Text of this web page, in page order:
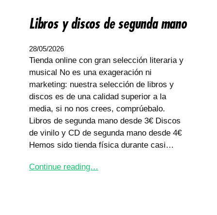
Libros y discos de segunda mano
28/05/2026
Tienda online con gran selección literaria y
musical No es una exageración ni
marketing: nuestra selección de libros y
discos es de una calidad superior a la
media, si no nos crees, comprúebalo.
Libros de segunda mano desde 3€ Discos
de vinilo y CD de segunda mano desde 4€
Hemos sido tienda física durante casi…
Continue reading…